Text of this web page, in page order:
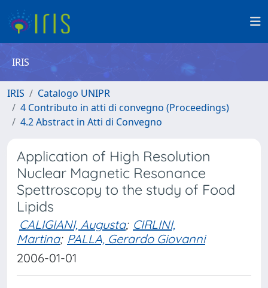
IRIS
IRIS
Catalogo UNIPR
4 Contributo in atti di convegno (Proceedings)
4.2 Abstract in Atti di Convegno
Application of High Resolution
Nuclear Magnetic Resonance
Spettroscopy to the study of Food
Lipids
CALIGIANI, Augusta; CIRLINI,
Martina; PALLA, Gerardo Giovanni
2006-01-01